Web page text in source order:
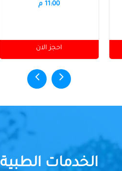
11:00 م
احجز الان
الخدمات الطبية